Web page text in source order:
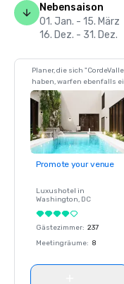
Nebensaison
01. Jan. - 15. März
16. Dez. - 31. Dez.
Planer, die sich
haben, warfen ebenfalls
Promote your venue
Luxushotel in
Washington, DC
Gästezimmer: 237
Meetingräume: 8